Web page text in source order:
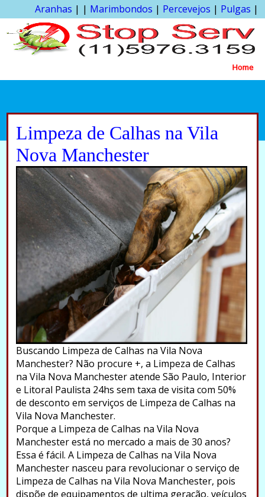
Aranhas | | Marimbondos | Percevejos | Pulgas |
Home
Limpeza de Calhas na Vila
Nova Manchester
Buscando Limpeza de Calhas na Vila Nova
Manchester? Não procure +, a Limpeza de Calhas
na Vila Nova Manchester atende São Paulo, Interior
e Litoral Paulista 24hs sem taxa de visita com 50%
de desconto em serviços de Limpeza de Calhas na
Vila Nova Manchester.
Porque a Limpeza de Calhas na Vila Nova
Manchester está no mercado a mais de 30 anos?
Essa é fácil. A Limpeza de Calhas na Vila Nova
Manchester nasceu para revolucionar o serviço de
Limpeza de Calhas na Vila Nova Manchester, pois
dispõe de equipamentos de ultima geração, veículos